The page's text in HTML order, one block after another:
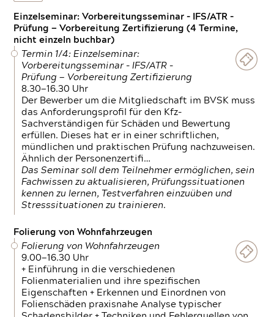
Einzelseminar: Vorbereitungsseminar - IFS/ATR -
Prüfung — Vorbereitung Zertifizierung (4 Termine,
nicht einzeln buchbar)
Termin 1/4: Einzelseminar:
Vorbereitungsseminar - IFS/ATR -
Prüfung — Vorbereitung Zertifizierung
8.30—16.30 Uhr
Der Bewerber um die Mitgliedschaft im BVSK muss
das Anforderungsprofil für den Kfz-
Sachverständigen für Schäden und Bewertung
erfüllen. Dieses hat er in einer schriftlichen,
mündlichen und praktischen Prüfung nachzuweisen.
Ähnlich der Personenzertifi…
Das Seminar soll dem Teilnehmer ermöglichen, sein
Fachwissen zu aktualisieren, Prüfungssituationen
kennen zu lernen, Testverfahren einzuüben und
Stresssituationen zu trainieren.
Folierung von Wohnfahrzeugen
Folierung von Wohnfahrzeugen
9.00—16.30 Uhr
+ Einführung in die verschiedenen
Folienmaterialien und ihre spezifischen
Eigenschaften + Erkennen und Einordnen von
Folienschäden praxisnahe Analyse typischer